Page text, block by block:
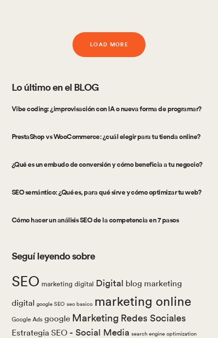
LOAD MORE
Lo último en el BLOG
Vibe coding: ¿improvisación con IA o nueva forma de programar?
PrestaShop vs WooCommerce: ¿cuál elegir para tu tienda online?
¿Qué es un embudo de conversión y cómo beneficia a tu negocio?
SEO semántico: ¿Qué es, para qué sirve y cómo optimizar tu web?
Cómo hacer un análisis SEO de la competencia en 7 pasos
Seguí leyendo sobre
SEO marketing digital Digital blog marketing
digital google SEO seo basico marketing online
Google Ads google Marketing Redes Sociales
Estrategia SEO - Social Media search engine optimization